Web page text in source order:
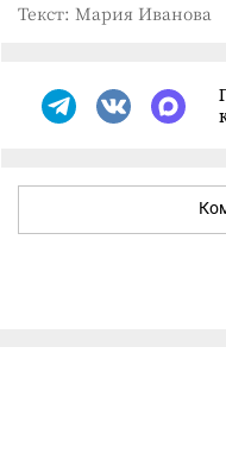
Текст: Мария Иванова